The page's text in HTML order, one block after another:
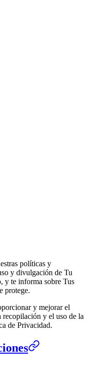
políticas y
y divulgación de Tu
y te informa sobre Tus
protege.
y mejorar el
y el uso de la
de Privacidad.